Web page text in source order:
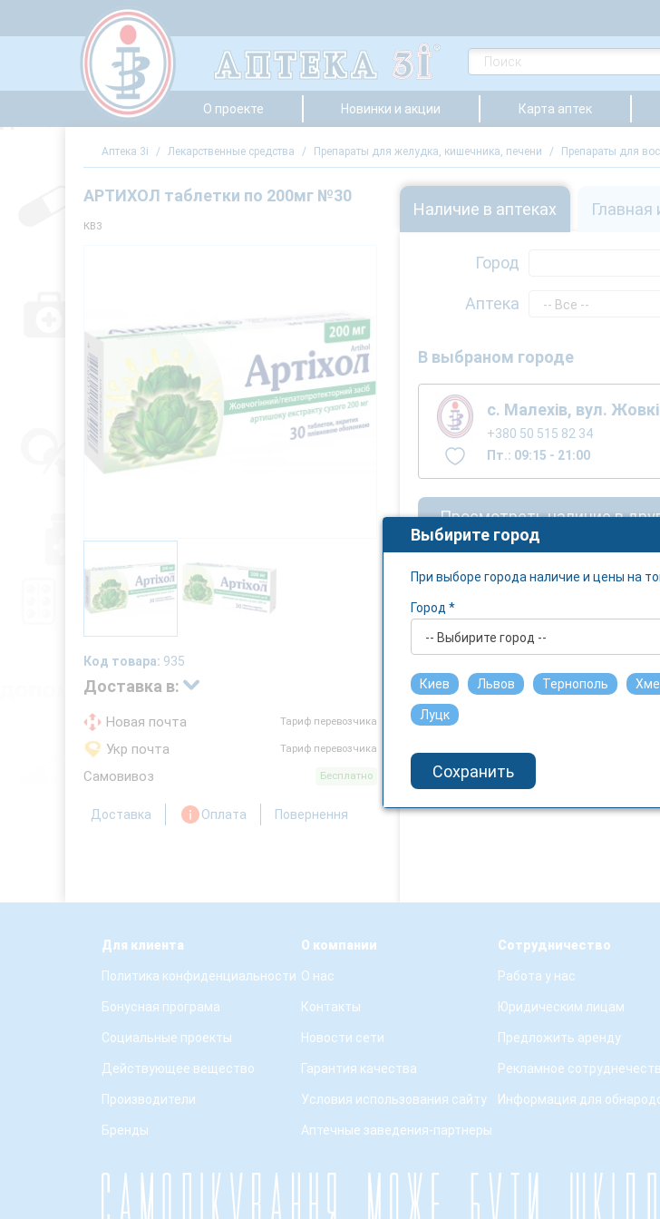
О проекте Новинки и акции Карта аптек
Аптека 3i / Лекарственные средства / Препараты для желудка, кишечника, печени / Препараты для
АРТИХОЛ таблетки по 200мг №30
КВЗ
Код товара: 935
Доставка в:
Новая почта Тариф перевозчика
Укр почта Тариф перевозчика
Самовивоз Бесплатно
Доставка Оплата Повернення
Наличие в аптеках
Город
Аптека -- Все --
В выбраном городе
с. Малехів, вул.
+380 50 515 82 34
Пт.: 09:15 - 21:00
Просмотреть наличие в
Для клиента
Политика конфиденциальности
Бонусная програма
Социальные проекты
Действующее вещество
Производители
Бренды
О компании
О нас
Контакты
Новости сети
Гарантия качества
Условия использования сайту
Аптечные заведения-партнеры
Сотрудничество
Работа у нас
Юридическим лицам
Предложить аренду
Рекламное
Информация для
Выбирите город
При выборе города наличие и цены на
Город *
-- Выбирите город --
Киев Львов Тернополь
Луцк
Сохранить